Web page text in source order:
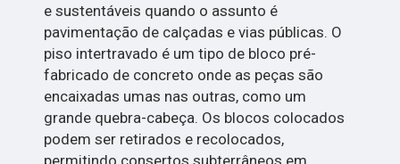
e sustentáveis quando o assunto é
pavimentação de calçadas e vias públicas. O
piso intertravado é um tipo de bloco pré-
fabricado de concreto onde as peças são
encaixadas umas nas outras, como um
grande quebra-cabeça. Os blocos colocados
podem ser retirados e recolocados,
permitindo consertos subterrâneos em